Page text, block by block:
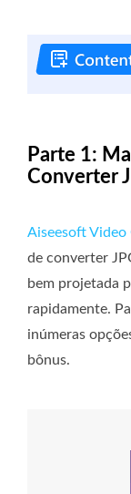
Parte 1:
Converter
Aiseesoft
de converter
bem projetada
rapidamente.
inúmeras
bônus.